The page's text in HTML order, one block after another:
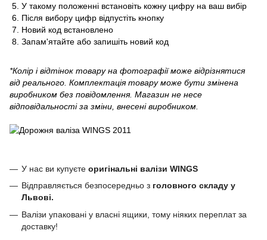
У такому положенні встановіть кожну цифру на ваш вибір
Після вибору цифр відпустіть кнопку
Новий код встановлено
Запам'ятайте або запишіть новий код
*Колір і відтінок товару на фотографії може відрізнятися
від реального. Комплектація товару може бути змінена
виробником без повідомлення. Магазин не несе
відповідальності за зміни, внесені виробником.
У нас ви купуєте оригінальні валізи WINGS
Відправляється безпосередньо з головного складу у
Львові.
Валізи упаковані у власні ящики, тому ніяких переплат за
доставку!